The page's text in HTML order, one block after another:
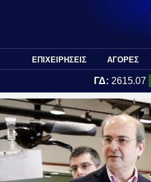
ΕΠΙΧΕΙΡΗΣΕΙΣ ΑΓΟΡΕΣ
ΓΔ: 2615.07